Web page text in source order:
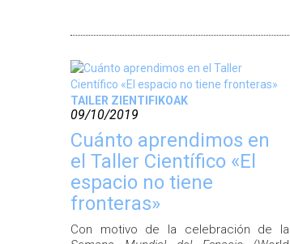
TAILER ZIENTIFIKOAK
09/10/2019
Cuánto aprendimos en
el Taller Científico «El
espacio no tiene
fronteras»
Con motivo de la celebración de la